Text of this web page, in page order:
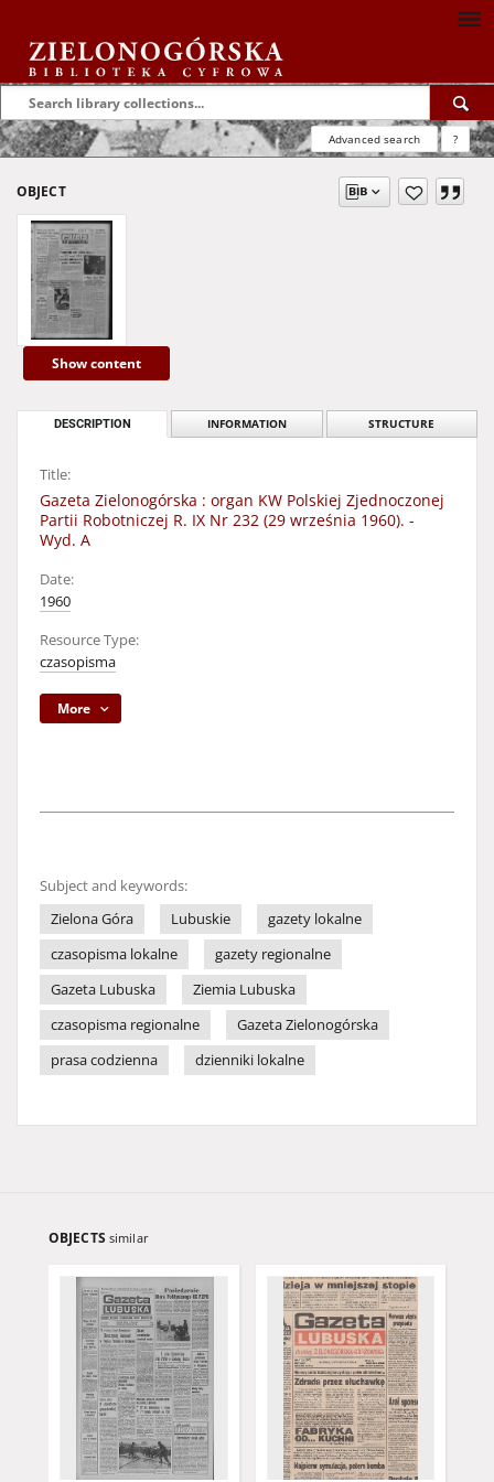
Advanced search ?
OBJECT
Show content
DESCRIPTION INFORMATION STRUCTURE
Title:
Gazeta Zielonogórska : organ KW Polskiej Zjednoczonej
Partii Robotniczej R. IX Nr 232 (29 września 1960). -
Wyd. A
Date:
1960
Resource Type:
czasopisma
More
Subject and keywords:
Zielona Góra
Lubuskie
gazety lokalne
czasopisma lokalne
gazety regionalne
Gazeta Lubuska
Ziemia Lubuska
czasopisma regionalne
Gazeta Zielonogórska
prasa codzienna
dzienniki lokalne
OBJECTS similar